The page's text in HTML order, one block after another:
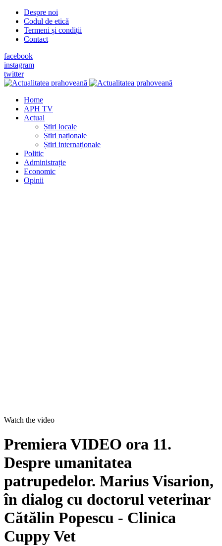
Despre noi
Codul de etică
Termeni și condiții
Contact
facebook
instagram
twitter
Home
APH TV
Actual
Știri locale
Știri naționale
Știri internaționale
Politic
Administrație
Economic
Opinii
Watch the video
Premiera VIDEO ora 11.
Despre umanitatea
patrupedelor. Marius Visarion,
în dialog cu doctorul veterinar
Cătălin Popescu - Clinica
Cuppy Vet